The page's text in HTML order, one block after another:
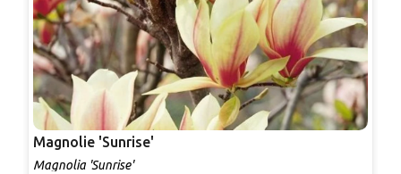
Magnolie 'Sunrise'
Magnolia 'Sunrise'